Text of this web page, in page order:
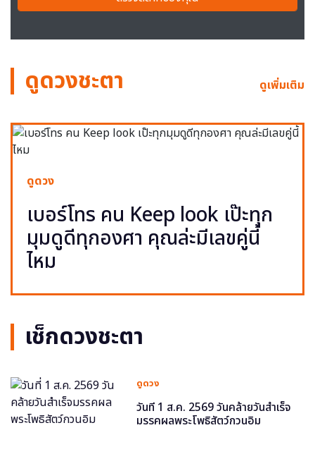
ดูดวงชะตา ดูเพิ่มเติม
ดูดวง
เบอร์โทร คน Keep look เป๊ะทุก
มุมดูดีทุกองศา คุณล่ะมีเลขคู่นี้
ไหม
เช็กดวงชะตา
ดูดวง
วันที่ 1 ส.ค. 2569 วันคล้ายวันสำเร็จ
มรรคผลพระโพธิสัตว์กวนอิม